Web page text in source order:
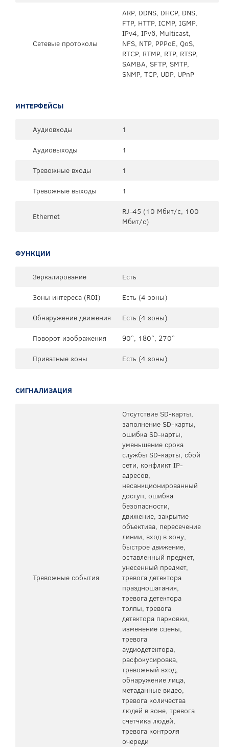
Сетевые протоколы
ARP, DDNS, DHCP, DNS,
FTP, HTTP, ICMP, IGMP,
IPv4, IPv6, Multicast,
NFS, NTP, PPPoE, QoS,
RTCP, RTMP, RTP, RTSP,
SAMBA, SFTP, SMTP,
SNMP, TCP, UDP, UPnP
ИНТЕРФЕЙСЫ
Аудиовходы
1
Аудиовыходы
1
Тревожные входы
1
Тревожные выходы
1
Ethernet
RJ-45 (10 Мбит/с, 100
Мбит/с)
ФУНКЦИИ
Зеркалирование
Есть
Зоны интереса (ROI)
Есть (4 зоны)
Обнаружение движения
Есть (4 зоны)
Поворот изображения
90°, 180°, 270°
Приватные зоны
Есть (4 зоны)
СИГНАЛИЗАЦИЯ
Тревожные события
Отсутствие SD-карты,
заполнение SD-карты,
ошибка SD-карты,
уменьшение срока
службы SD-карты, сбой
сети, конфликт IP-
адресов,
несанкционированный
доступ, ошибка
безопасности,
движение, закрытие
объектива, пересечение
линии, вход в зону,
быстрое движение,
оставленный предмет,
унесенный предмет,
тревога детектора
праздношатания,
тревога детектора
толпы, тревога
детектора парковки,
изменение сцены,
тревога
аудиодетектора,
расфокусировка,
тревожный вход,
обнаружение лица,
метаданные видео,
тревога количества
людей в зоне, тревога
счетчика людей,
тревога контроля
очереди